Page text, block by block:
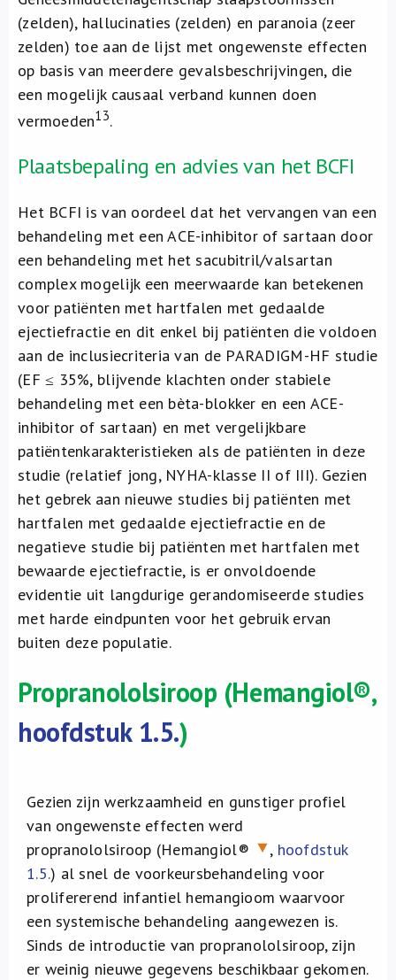
(zelden), hallucinaties (zelden) en paranoia (zeer
zelden) toe aan de lijst met ongewenste effecten
op basis van meerdere gevalsbeschrijvingen, die
een mogelijk causaal verband kunnen doen
vermoeden13.
Plaatsbepaling en advies van het BCFI
Het BCFI is van oordeel dat het vervangen van een
behandeling met een ACE-inhibitor of sartaan door
een behandeling met het sacubitril/valsartan
complex mogelijk een meerwaarde kan betekenen
voor patiënten met hartfalen met gedaalde
ejectiefractie en dit enkel bij patiënten die voldoen
aan de inclusiecriteria van de PARADIGM-HF studie
(EF ≤ 35%, blijvende klachten onder stabiele
behandeling met een bèta-blokker en een ACE-
inhibitor of sartaan) en met vergelijkbare
patiëntenkarakteristieken als de patiënten in deze
studie (relatief jong, NYHA-klasse II of III). Gezien
het gebrek aan nieuwe studies bij patiënten met
hartfalen met gedaalde ejectiefractie en de
negatieve studie bij patiënten met hartfalen met
bewaarde ejectiefractie, is er onvoldoende
evidentie uit langdurige gerandomiseerde studies
met harde eindpunten voor het gebruik ervan
buiten deze populatie.
Propranololsiroop (Hemangiol®,
hoofdstuk 1.5.)
Gezien zijn werkzaamheid en gunstiger profiel
van ongewenste effecten werd
propranololsiroop (Hemangiol®
, hoofdstuk
1.5.) al snel de voorkeursbehandeling voor
prolifererend infantiel hemangioom waarvoor
een systemische behandeling aangewezen is.
Sinds de introductie van propranololsiroop, zijn
er weinig nieuwe gegevens beschikbaar gekomen.